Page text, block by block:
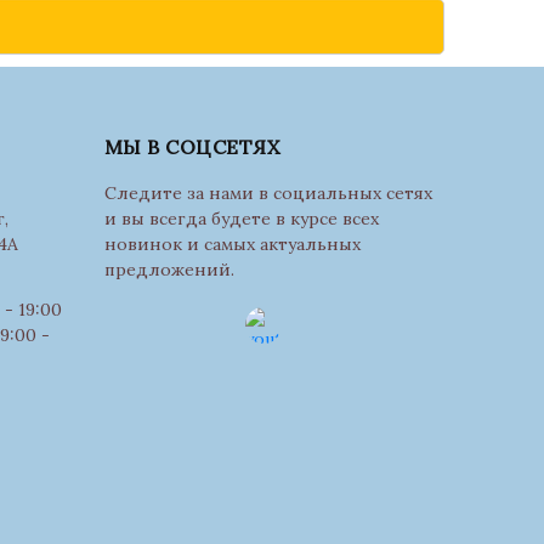
19:00
-
МЫ В СОЦСЕТЯХ
Следите за нами в социальных сетях
и вы всегда будете в курсе всех
новинок и самых актуальных
предложений.